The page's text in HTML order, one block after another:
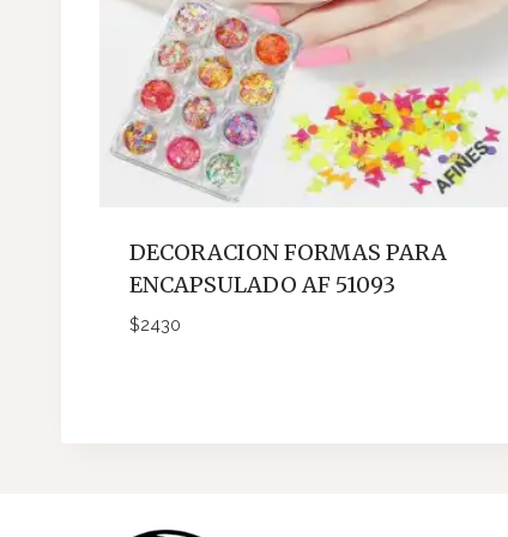
DECORACION FORMAS PARA
ENCAPSULADO AF 51093
$2430